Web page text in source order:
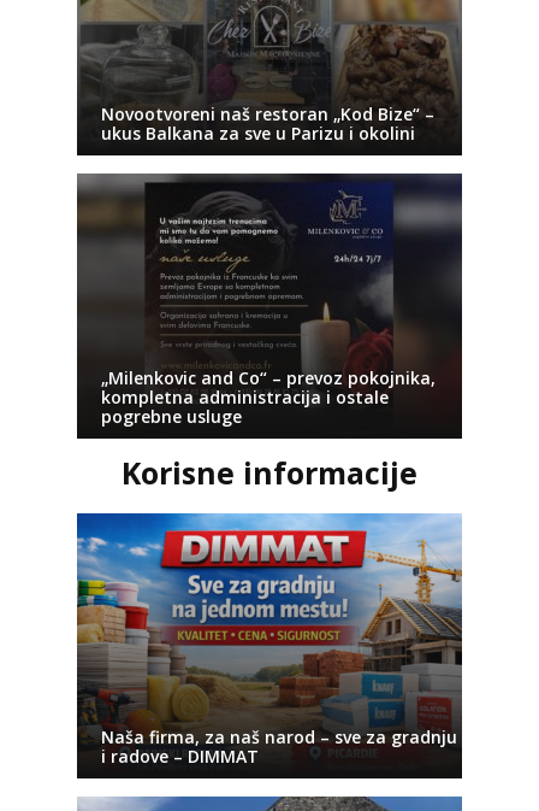
Novootvoreni naš restoran „Kod Bize“ –
ukus Balkana za sve u Parizu i okolini
„Milenkovic and Co“ – prevoz pokojnika,
kompletna administracija i ostale
pogrebne usluge
Korisne informacije
Naša firma, za naš narod – sve za gradnju
i radove – DIMMAT